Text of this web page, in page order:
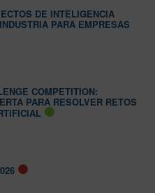
DE INTELIGENCIA
PARA EMPRESAS
COMPETITION:
PARA RESOLVER RETOS